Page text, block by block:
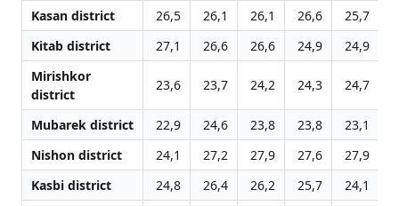
Kasan district
26,5 26,1 26,1 26,6 25,7
Kitab district
27,1 26,6 26,6 24,9 24,9
Mirishkor
district
23,6 23,7 24,2 24,3 24,7
Mubarek district 22,9 24,6 23,8 23,8 23,1
Nishon district
24,1 27,2 27,9 27,6 27,9
Kasbi district
24,8 26,4 26,2 25,7 24,1